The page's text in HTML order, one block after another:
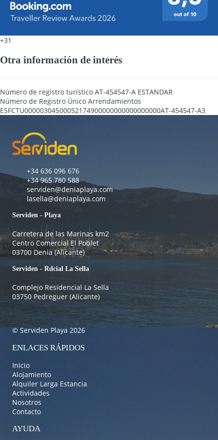
+31
Otra información de interés
Número de registro turístico AT-454547-A ESTANDAR
Número de Registro Único Arrendamientos
ESFCTU00000304500052174900000000000000000AT-454547-A3
+34 636 096 676
+34 965 780 588
serviden@deniaplaya.com
lasella@deniaplaya.com
Serviden - Playa
Carretera de las Marinas km2
Centro Comercial El Poblet
03700 Denia (Alicante)
Serviden - Rdcial La Sella
Complejo Residencial La Sella
03750 Pedreguer (Alicante)
© Serviden Playa 2026
ENLACES RÁPIDOS
Inicio
Alojamiento
Alquiler Larga Estancia
Actividades
Nosotros
Contacto
AYUDA